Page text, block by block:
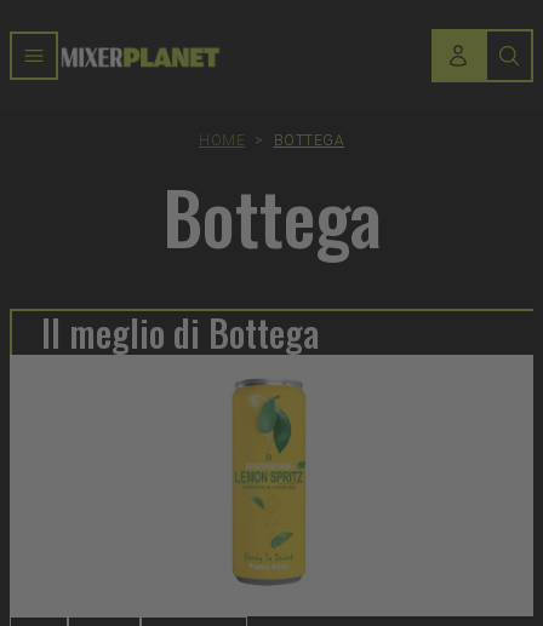
HOME > BOTTEGA
Bottega
Il meglio di Bottega